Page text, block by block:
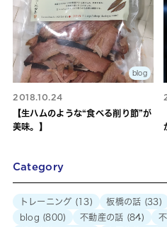
blog
2018.10.24
【生ハムのような“食べる削り節”が
美味。】
Category
トレーニング (13) 板橋の話 (33)
blog (800) 不動産の話 (84)